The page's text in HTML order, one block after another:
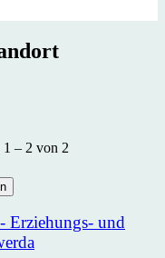
1 – 2 von 2
Erziehungs- und